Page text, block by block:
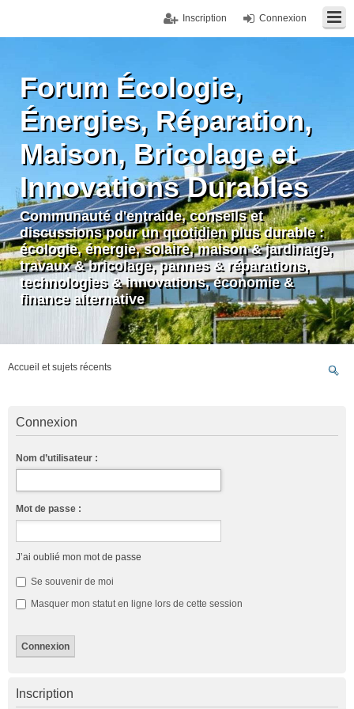
Connexion
Inscription
Forum Écologie,
Énergies, Réparation,
Maison, Bricolage et
Innovations Durables
Communauté d'entraide, conseils et
discussions pour un quotidien plus durable :
écologie, énergie, solaire, maison & jardinage,
travaux & bricolage, pannes & réparations,
technologies & innovations, économie &
finance alternative
Accueil et sujets récents
Connexion
Nom d’utilisateur :
Mot de passe :
J’ai oublié mon mot de passe
Se souvenir de moi
Masquer mon statut en ligne lors de cette session
Inscription